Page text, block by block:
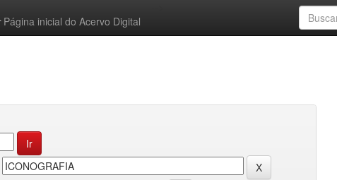
Página inicial do Acervo Digital